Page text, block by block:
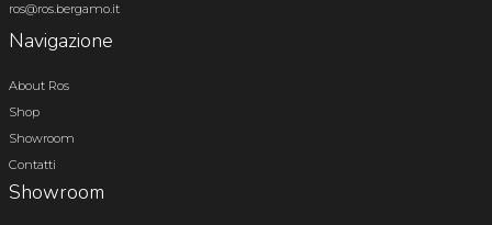
ros@ros.bergamo.it
Navigazione
About Ros
Shop
Showroom
Contatti
Showroom